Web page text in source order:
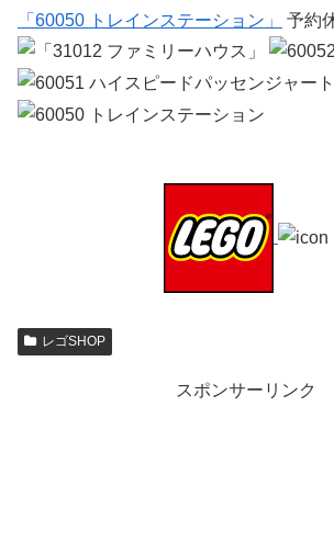
「60050 トレインステーション」
予約
レゴSHOP
スポンサーリンク